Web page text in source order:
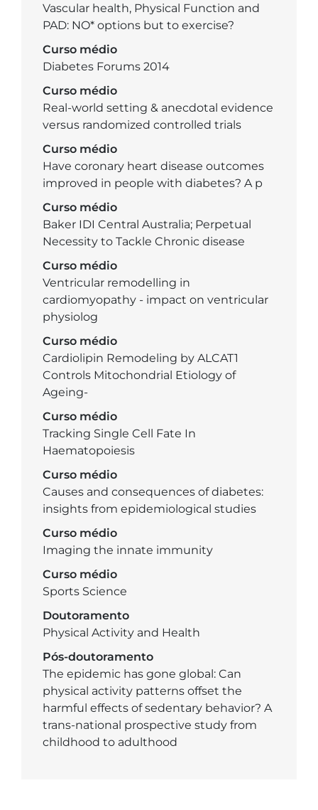
Vascular health, Physical Function and
PAD: NO* options but to exercise?
Curso médio
Diabetes Forums 2014
Curso médio
Real-world setting & anecdotal evidence
versus randomized controlled trials
Curso médio
Have coronary heart disease outcomes
improved in people with diabetes? A p
Curso médio
Baker IDI Central Australia; Perpetual
Necessity to Tackle Chronic disease
Curso médio
Ventricular remodelling in
cardiomyopathy - impact on ventricular
physiolog
Curso médio
Cardiolipin Remodeling by ALCAT1
Controls Mitochondrial Etiology of
Ageing-
Curso médio
Tracking Single Cell Fate In
Haematopoiesis
Curso médio
Causes and consequences of diabetes:
insights from epidemiological studies
Curso médio
Imaging the innate immunity
Curso médio
Sports Science
Doutoramento
Physical Activity and Health
Pós-doutoramento
The epidemic has gone global: Can
physical activity patterns offset the
harmful effects of sedentary behavior? A
trans-national prospective study from
childhood to adulthood